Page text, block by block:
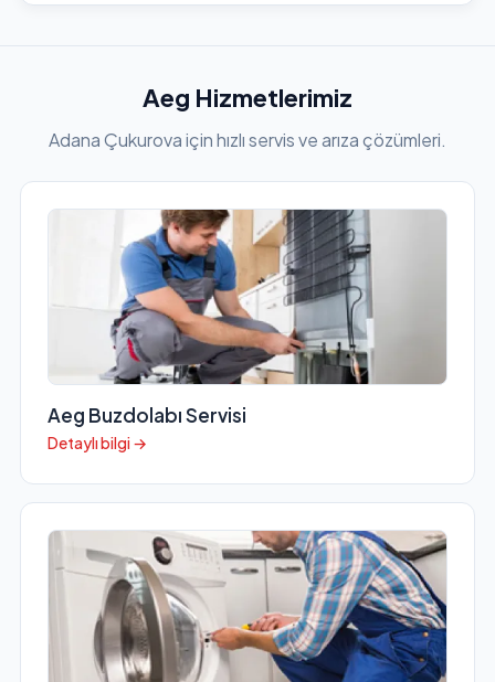
Aeg Hizmetlerimiz
Adana Çukurova için hızlı servis ve arıza çözümleri.
Aeg Buzdolabı Servisi
Detaylı bilgi →